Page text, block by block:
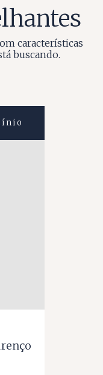
características
buscando.